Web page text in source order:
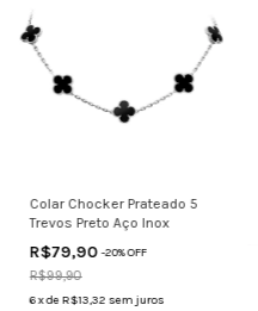
Colar Chocker Prateado 5
Trevos Preto Aço Inox
R$79,90-20% OFF
R$99,90
6xdeR$13,32 sem juros